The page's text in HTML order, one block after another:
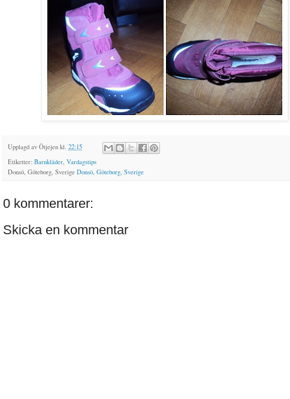
Upplagd av Ötjejen kl. 22:15
Etiketter: Barnkläder, Vardagstips
Donsö, Göteborg, Sverige Donsö, Göteborg, Sverige
0 kommentarer:
Skicka en kommentar